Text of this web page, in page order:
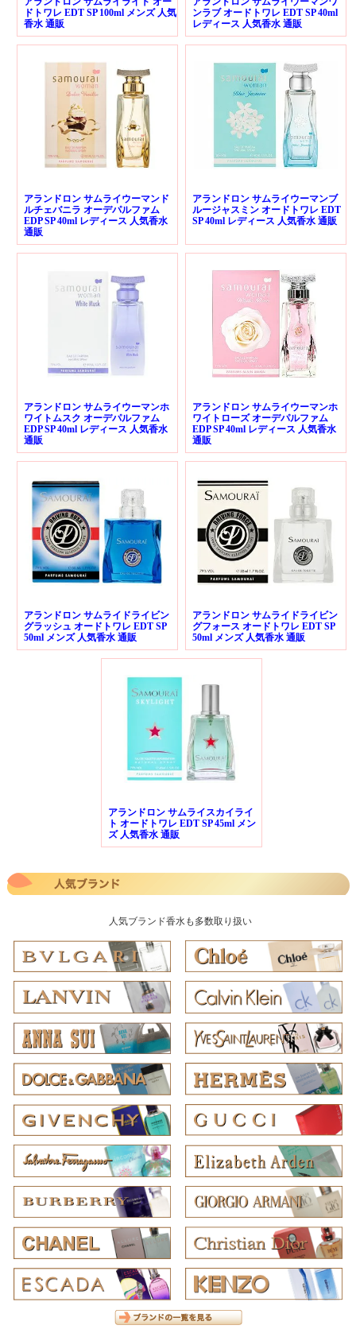
ドトワレ EDT SP 100ml メンズ 人気
香水 通販
ンラブ オードトワレ EDT SP 40ml
レディース 人気香水 通販
アランドロン サムライウーマンド
ルチェバニラ オーデパルファム
EDP SP 40ml レディース 人気香水
通販
アランドロン サムライウーマンブ
ルージャスミン オードトワレ EDT
SP 40ml レディース 人気香水 通販
アランドロン サムライウーマンホ
ワイトムスク オーデパルファム
EDP SP 40ml レディース 人気香水
通販
アランドロン サムライウーマンホ
ワイトローズ オーデパルファム
EDP SP 40ml レディース 人気香水
通販
アランドロン サムライドライビン
グラッシュ オードトワレ EDT SP
50ml メンズ 人気香水 通販
アランドロン サムライドライビン
グフォース オードトワレ EDT SP
50ml メンズ 人気香水 通販
アランドロン サムライスカイライ
ト オードトワレ EDT SP 45ml メン
ズ 人気香水 通販
人気ブランド香水も多数取り扱い